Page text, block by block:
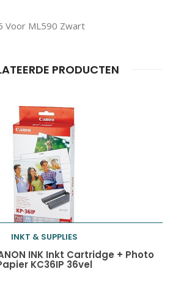
Voor ML590 Zwart
PRODUCTEN
aan
INKT & SUPPLIES
INK Inkt Cartridge + Photo
KC36IP 36vel